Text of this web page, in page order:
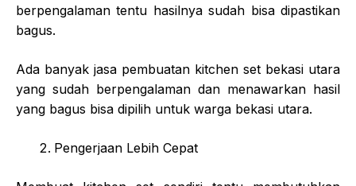
berpengalaman tentu hasilnya sudah bisa dipastikan
bagus.
Ada banyak jasa pembuatan kitchen set bekasi utara
yang sudah berpengalaman dan menawarkan hasil
yang bagus bisa dipilih untuk warga bekasi utara.
Pengerjaan Lebih Cepat